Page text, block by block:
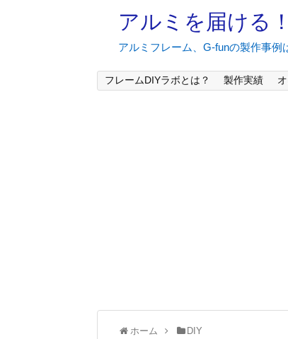
アルミを届ける
アルミフレーム、G-funの製作事
フレームDIYラボとは？ 製作実績
ホーム DIY